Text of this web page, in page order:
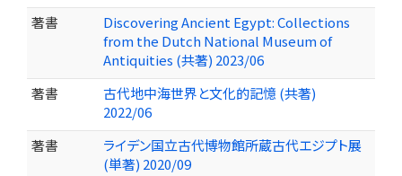
著書
Discovering Ancient Egypt: Collections
from the Dutch National Museum of
Antiquities (共著) 2023/06
著書
古代地中海世界と文化的記憶 (共著)
2022/06
著書
ライデン国立古代博物館所蔵古代エジプト展
(単著) 2020/09